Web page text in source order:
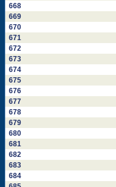
668
669
670
671
672
673
674
675
676
677
678
679
680
681
682
683
684